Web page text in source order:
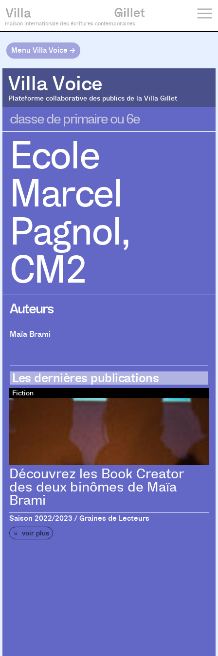
maison internationale des écritures contemporaines
Menu Villa Voice →
Villa Voice
Plateforme collaborative des publics de la Villa Gillet
Villa Voice
classe de primaire ou 6e
Ecole
Marcel
Pagnol,
CM2
Auteurs
Maïa Brami
Les dernières publications
Fiction
Découvrez les Book Creator
des deux binômes de Maïa
Brami
Saison 2022/2023 / Graines de Lecteurs
voir plus